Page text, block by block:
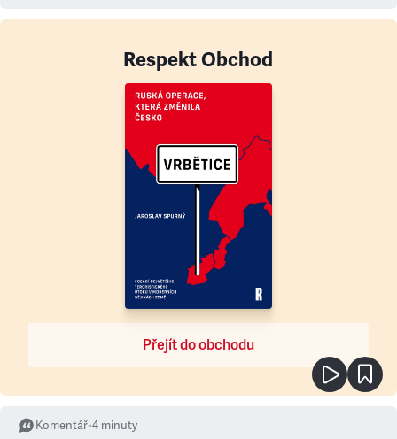
Respekt Obchod
Přejít do obchodu
Komentář•4 minuty